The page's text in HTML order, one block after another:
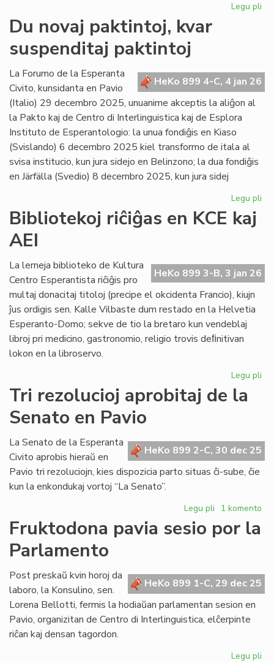
Legu pli
Du novaj paktintoj, kvar
suspenditaj paktintoj
HeKo 899 4-C, 4 jan 26
La Forumo de la Esperanta
Civito, kunsidanta en Pavio
(Italio) 29 decembro 2025, unuanime akceptis la aliĝon al
la Pakto kaj de Centro di Interlinguistica kaj de Esplora
Instituto de Esperantologio: la unua fondiĝis en Kiaso
(Svislando) 6 decembro 2025 kiel transformo de itala al
svisa institucio, kun jura sidejo en Belinzono; la dua fondiĝis
en Järfälla (Svedio) 8 decembro 2025, kun jura sidej
Legu pli
Bibliotekoj riĉiĝas en KCE kaj
AEI
HeKo 899 3-B, 3 jan 26
La lerneja biblioteko de Kultura
Centro Esperantista riĉiĝis pro
multaj donacitaj titoloj (precipe el okcidenta Francio), kiujn
ĵus ordigis sen. Kalle Vilbaste dum restado en la Helvetia
Esperanto-Domo; sekve de tio la bretaro kun vendeblaj
libroj pri medicino, gastronomio, religio trovis deﬁnitivan
lokon en la libroservo.
Legu pli
kaj
Tri rezolucioj aprobitaj de la
Senato en Pavio
HeKo 899 2-C, 30 dec 25
La Senato de la Esperanta
Civito aprobis hieraŭ en
Pavio tri rezoluciojn, kies dispozicia parto situas ĉi-sube, ĉie
kun la enkondukaj vortoj “La Senato”.
Legu pli pri
rezolucioj
la
Senato
Pavio
1 komento
Fruktodona pavia sesio por la
Parlamento
HeKo 899 1-C, 29 dec 25
Post preskaŭ kvin horoj da
laboro, la Konsulino, sen.
Lorena Bellotti, fermis la hodiaŭan parlamentan sesion en
Pavio, organizitan de Centro di Interlinguistica, elĉerpinte
riĉan kaj densan tagordon.
Legu pli